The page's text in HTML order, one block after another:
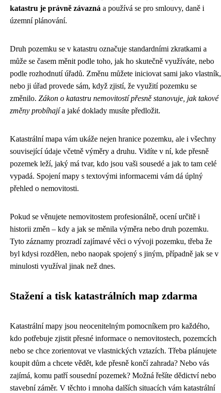
katastru je právně závazná a používá se pro smlouvy, daně i
územní plánování.
Druh pozemku se v katastru označuje standardními zkratkami a
může se časem měnit podle toho, jak ho skutečně využíváte, nebo
podle rozhodnutí úřadů. Změnu můžete iniciovat sami jako vlastník,
nebo ji úřad provede sám, když zjistí, že využití pozemku se
změnilo. Zákon o katastru nemovitostí přesně stanovuje, jak takové
změny probíhajía jaké doklady musíte předložit.
Katastrální mapa vám ukáže nejen hranice pozemku, ale i všechny
související údaje včetně výměry a druhu. Vidíte v ní, kde přesně
pozemek leží, jaký má tvar, kdo jsou vaši sousedé a jak to tam celé
vypadá. Spojení mapy s textovými informacemi vám dá úplný
přehled o nemovitosti.
Pokud se věnujete nemovitostem profesionálně, ocení určitě i
historii změn – kdy a jak se měnila výměra nebo druh pozemku.
Tyto záznamy prozradí zajímavé věci o vývoji pozemku, třeba že
byl kdysi rozdělen, nebo naopak spojený s jiným, případně jak se v
minulosti využíval jinak než dnes.
Stažení a tisk katastrálních map zdarma
Katastrální mapy jsou neocenitelným pomocníkem pro každého,
kdo potřebuje zjistit přesné informace o nemovitostech, pozemcích
nebo se chce zorientovat ve vlastnických vztazích. Třeba plánujete
koupit dům a chcete vědět, kde přesně končí zahrada? Nebo vás
zajímá, komu patří sousední pozemek? Možná řešíte dědictví nebo
stavební záměr. V těchto i mnoha dalších situacích vám katastrální